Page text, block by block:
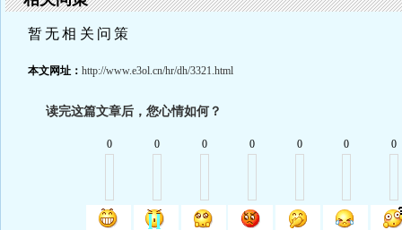
暂无相关问策
本文网址： http://www.e3ol.cn/hr/dh/3321.html
读完这篇文章后，您心情如何？
0 0 0 0 0 0 0